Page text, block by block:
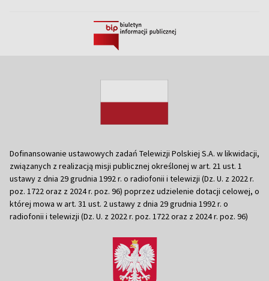
Dofinansowanie ustawowych zadań Telewizji Polskiej S.A. w likwidacji,
związanych z realizacją misji publicznej określonej w art. 21 ust. 1
ustawy z dnia 29 grudnia 1992 r. o radiofonii i telewizji (Dz. U. z 2022 r.
poz. 1722 oraz z 2024 r. poz. 96) poprzez udzielenie dotacji celowej, o
której mowa w art. 31 ust. 2 ustawy z dnia 29 grudnia 1992 r. o
radiofonii i telewizji (Dz. U. z 2022 r. poz. 1722 oraz z 2024 r. poz. 96)